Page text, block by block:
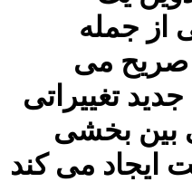
از جمله
صریح می
تغییراتی
بین بخشی
ایجاد می کند